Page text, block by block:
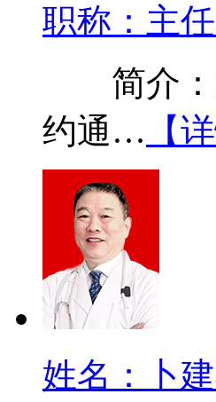
职称：主
简介：
约通… 【
姓名：卜